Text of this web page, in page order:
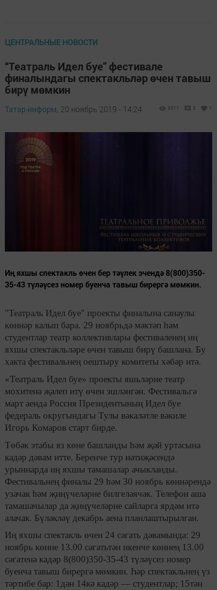
ЦЕНТРАЛЬНЫЕ НОВОСТИ
“Театраль Идел буе" фестивале
финалындагы спектакльләр өчен тавыш
бирү мөмкин
Татар-информ, 20 ноябрь 2019 - 14:24 3011 0 1
Иң яхшы спектакль өчен бер тәүлек эчендә 8(800)350-
35-43 түләүсез номер буенча тавыш бирергә мөмкин.
"Театраль Идел буе" проекты финалына санаулы
көннәр калып бара. 29 ноябрьдә мәктәп һәм
студентлар театр коллективлары фестиваленең иң
яхшы спектакльләре өчен тавыш бирү башлана. Бу
хакта фестивальнең оештыру комитеты хәбәр итә.
«Театраль Идел буе» проекты яшьләрне театр
мохитенә җәлеп итү өчен эшләнгән. Фестивальгә
март аенда Россия Президентының Идел буе
федераль округындагы Тулы вәкаләтле вәкиле
Игорь Комаров старт бирде.
Төбәк этабы яз көне башланды һәм җәй уртасына
кадәр дәвам итте. Беренче тур нәтиҗәсендә
урыннарда иң яхшы тамашалар ачыкланды.
Фестивальнең финалы 29 һәм 30 ноябрь көннәрендә
узачак һәм җиңүчеләрне билгеләячәк. Телефон аша
тамашачылар да җиңүчеләрне сайларга ярдәм итә
алачак. Бүләкләү декабрь аена планлаштырылган.
Иң яхшы спектакль өчен 24 сәгать дәвамында: 29
ноябрь көнне 13.00 сәгатьтән икенче көннең 13.00
сәгатенә кадәр 8(800)350-35-43 түләүсез номер
буенча тавыш бирергә мөмкин. Һәр спектакльнең үз
тәртибе бар: 1дән 14кә кадәр — студентлар; 15тән